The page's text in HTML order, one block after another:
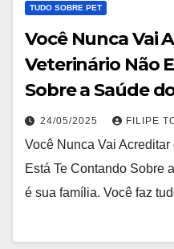
TUDO SOBRE PET
Você Nunca Vai
Veterinário Não
Sobre a Saúde
24/05/2025 FILIPE
Você Nunca Vai
Está Te Contando Sobre
é sua família. Você faz